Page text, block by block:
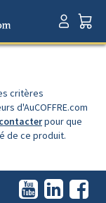
critères
d'AuCOFFRE.com
pour que
de ce produit.